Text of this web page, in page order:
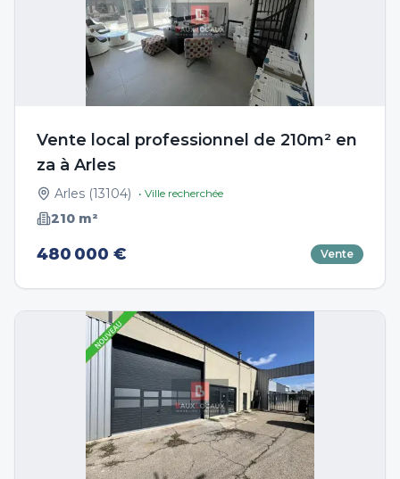
Vente local professionnel de 210m² en
za à Arles
Arles (13104) • Ville recherchée
210 m²
480 000 € Vente